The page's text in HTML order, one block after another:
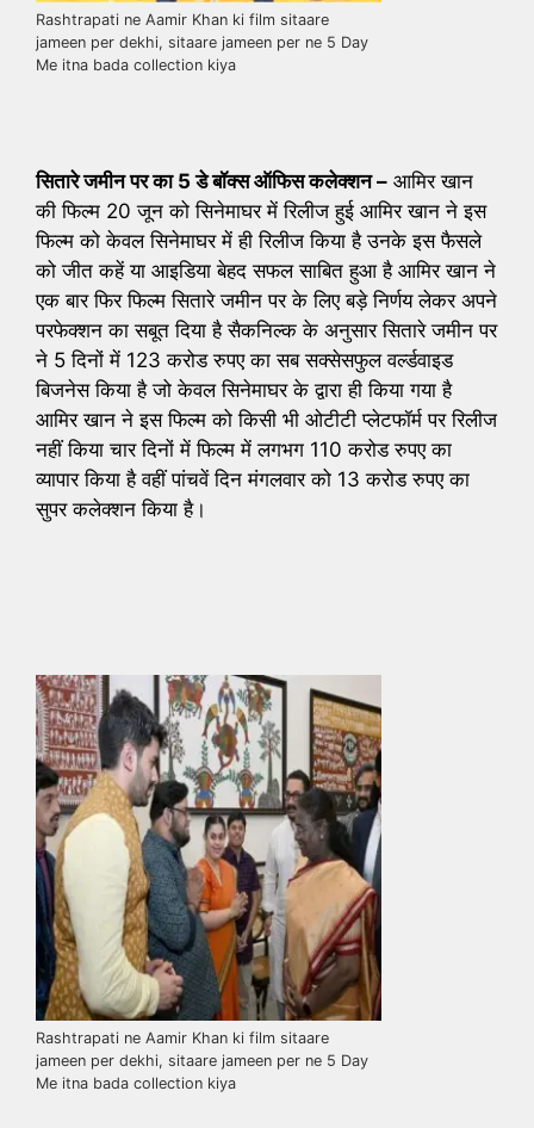
Rashtrapati ne Aamir Khan ki film sitaare
jameen per dekhi, sitaare jameen per ne 5 Day
Me itna bada collection kiya
सितारे जमीन पर का 5 डे बॉक्स ऑफिस कलेक्शन – आमिर खान
की फिल्म 20 जून को सिनेमाघर में रिलीज हुई आमिर खान ने इस
फिल्म को केवल सिनेमाघर में ही रिलीज किया है उनके इस फैसले
को जीत कहें या आइडिया बेहद सफल साबित हुआ है आमिर खान ने
एक बार फिर फिल्म सितारे जमीन पर के लिए बड़े निर्णय लेकर अपने
परफेक्शन का सबूत दिया है सैकनिल्क के अनुसार सितारे जमीन पर
ने 5 दिनों में 123 करोड रुपए का सब सक्सेसफुल वर्ल्डवाइड
बिजनेस किया है जो केवल सिनेमाघर के द्वारा ही किया गया है
आमिर खान ने इस फिल्म को किसी भी ओटीटी प्लेटफॉर्म पर रिलीज
नहीं किया चार दिनों में फिल्म में लगभग 110 करोड रुपए का
व्यापार किया है वहीं पांचवें दिन मंगलवार को 13 करोड रुपए का
सुपर कलेक्शन किया है।
Rashtrapati ne Aamir Khan ki film sitaare
jameen per dekhi, sitaare jameen per ne 5 Day
Me itna bada collection kiya